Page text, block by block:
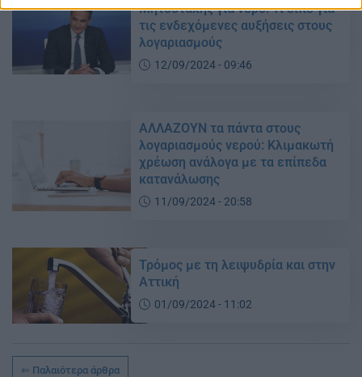
Μητσοτάκης για νερό: Τι είπε για
τις ενδεχόμενες αυξήσεις στους
λογαριασμούς
12/09/2024 - 09:46
ΑΛΛΑΖΟΥΝ τα πάντα στους
λογαριασμούς νερού: Κλιμακωτή
χρέωση ανάλογα με τα επίπεδα
κατανάλωσης
11/09/2024 - 20:58
Τρόμος με τη λειψυδρία και στην
Αττική
01/09/2024 - 11:02
Παλαιότερα άρθρα